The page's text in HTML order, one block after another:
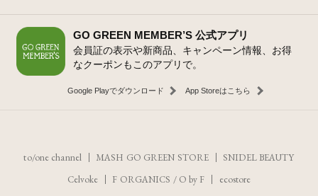
GO GREEN MEMBER’S 公式アプリ
会員証の表示や新商品、キャンペーン情報、お得
なクーポンもこのアプリで。
Google Playでダウンロード App Storeはこちら
to/one channel MASH GO GREEN STORE
SNIDEL BEAUTY
Celvoke
F ORGANICS / O by F
ecostore